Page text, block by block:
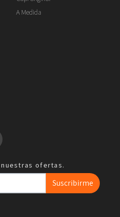
A Medida
ofertas.
Suscribirme